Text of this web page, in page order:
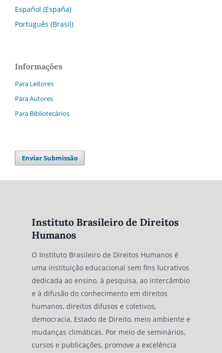
Español (España)
Português (Brasil)
Informações
Para Leitores
Para Autores
Para Bibliotecários
Enviar Submissão
Instituto Brasileiro de Direitos
Humanos
O Instituto Brasileiro de Direitos Humanos é
uma instituição educacional sem fins lucrativos
dedicada ao ensino, à pesquisa, ao intercâmbio
e à difusão do conhecimento em direitos
humanos, direitos difusos e coletivos,
democracia, Estado de Direito, meio ambiente e
mudanças climáticas. Por meio de seminários,
cursos e publicações, promove a excelência